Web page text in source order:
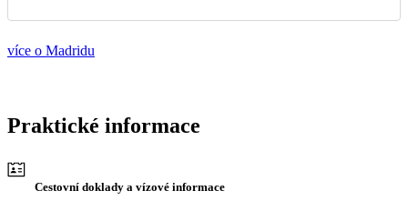
více o Madridu
Praktické informace
Cestovní doklady a vízové informace